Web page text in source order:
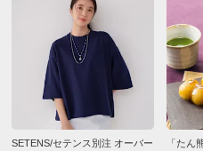
■賞味期間：冷凍1年
■製造加工：日本
■原料原産地：小麦（カナダ
■お召し上がり方：
（1）オーブンを200℃で予
（2）パン生地を真空袋から
に並べる。
SETENS/セテンス別注 オーバー
「たん